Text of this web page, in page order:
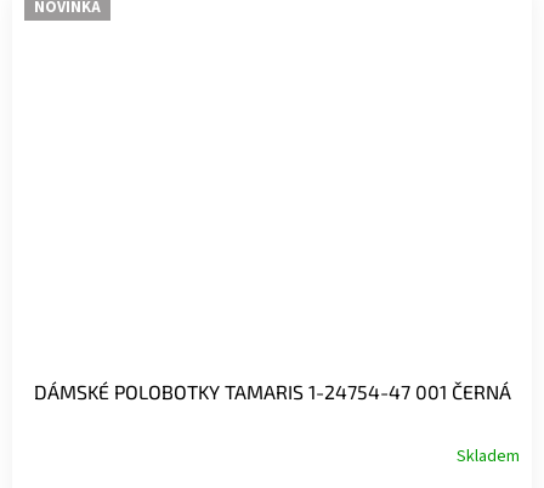
NOVINKA
DÁMSKÉ POLOBOTKY TAMARIS 1-24754-47 001 ČERNÁ
Skladem